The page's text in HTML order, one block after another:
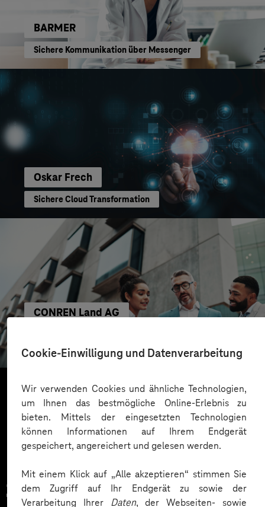
Cookie-Einwilligung und Datenverarbeitung
Wir verwenden Cookies und ähnliche Technologien,
um Ihnen das bestmögliche Online-Erlebnis zu
bieten. Mittels der eingesetzten Technologien
können Informationen auf Ihrem Endgerät
gespeichert, angereichert und gelesen werden.
Mit einem Klick auf „Alle akzeptieren“ stimmen Sie
dem Zugriff auf Ihr Endgerät zu sowie der
Verarbeitung Ihrer Daten, der Webseiten- sowie
BARMER
Sichere Kommunikation über Messenger
Oskar Frech
Sichere Cloud Transformation
CONREN Land AG
Change-Begleitung
Mehr laden
Zahlreiche Unternehmen